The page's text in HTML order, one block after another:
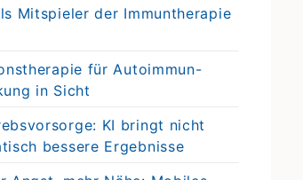
Mitspieler der Immuntherapie
für Autoimmun-
in Sicht
KI bringt nicht
bessere Ergebnisse